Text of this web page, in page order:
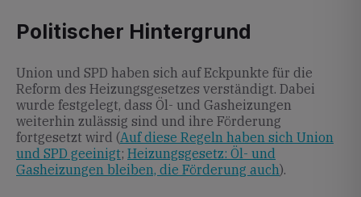
Politischer Hintergrund
Union und SPD haben sich auf Eckpunkte für die
Reform des Heizungsgesetzes verständigt. Dabei
wurde festgelegt, dass Öl- und Gasheizungen
weiterhin zulässig sind und ihre Förderung
fortgesetzt wird (Auf diese Regeln haben sich Union
und SPD geeinigt; Heizungsgesetz: Öl- und
Gasheizungen bleiben, die Förderung auch).